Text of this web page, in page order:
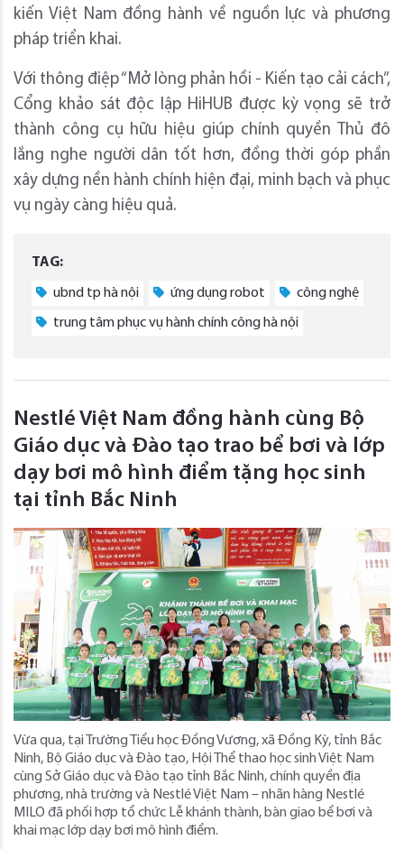
kiến Việt Nam đồng hành về nguồn lực và phương
pháp triển khai.
Với thông điệp “Mở lòng phản hồi - Kiến tạo cải cách”,
Cổng khảo sát độc lập HiHUB được kỳ vọng sẽ trở
thành công cụ hữu hiệu giúp chính quyền Thủ đô
lắng nghe người dân tốt hơn, đồng thời góp phần
xây dựng nền hành chính hiện đại, minh bạch và phục
vụ ngày càng hiệu quả.
TAG:
ubnd tp hà nội ứng dụng robot công nghệ
trung tâm phục vụ hành chính công hà nội
Nestlé Việt Nam đồng hành cùng Bộ
Giáo dục và Đào tạo trao bể bơi và lớp
dạy bơi mô hình điểm tặng học sinh
tại tỉnh Bắc Ninh
Vừa qua, tại Trường Tiểu học Đồng Vương, xã Đồng Kỳ, tỉnh Bắc
Ninh, Bộ Giáo dục và Đào tạo, Hội Thể thao học sinh Việt Nam
cùng Sở Giáo dục và Đào tạo tỉnh Bắc Ninh, chính quyền địa
phương, nhà trường và Nestlé Việt Nam – nhãn hàng Nestlé
MILO đã phối hợp tổ chức Lễ khánh thành, bàn giao bể bơi và
khai mạc lớp dạy bơi mô hình điểm.